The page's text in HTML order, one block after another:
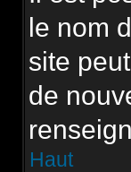
le nom
site
de
Haut